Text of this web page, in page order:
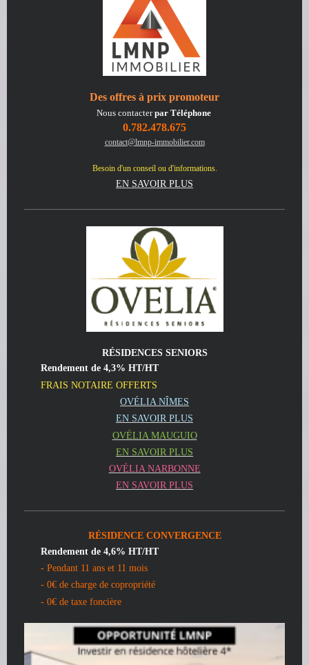
Des offres à prix promoteur
Nous contacterpar Téléphone
0.782.478.675
contact@lmnp-immobilier.com
Besoin d'un conseil ou d'informations.
EN SAVOIR PLUS
RÉSIDENCES SENIORS
Rendement de 4,3% HT/HT
FRAIS NOTAIRE OFFERTS
OVÉLIA NÎMES
EN SAVOIR PLUS
OVÉLIA MAUGUIO
EN SAVOIR PLUS
OVÉLIA NARBONNE
EN SAVOIR PLUS
RÉSIDENCE CONVERGENCE
Rendement de 4,6% HT/HT
- Pendant 11 ans et 11 mois
- 0€ de charge de copropriété
- 0€ de taxe foncière